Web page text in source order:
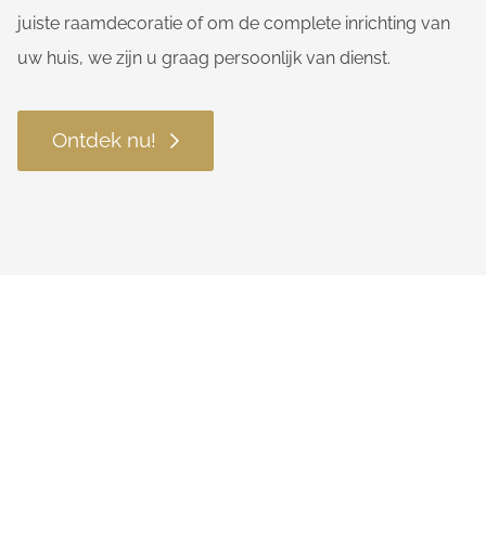
juiste raamdecoratie of om de complete inrichting van
uw huis, we zijn u graag persoonlijk van dienst.
Ontdek nu!